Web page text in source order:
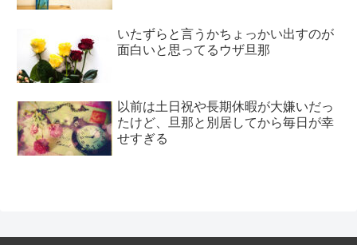
いたずらと言うかちょっかい出すのが
面白いと思ってるウザ旦那
以前は土日祝や長期休暇が大嫌いだっ
たけど、旦那と別居してから毎日が幸
せすぎる